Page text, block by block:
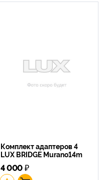
Комплект адаптеров 4
LUX BRIDGE Murano14m
4 000₽